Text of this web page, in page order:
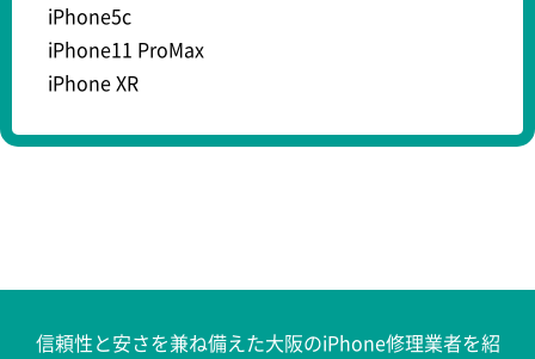
iPhone5c
iPhone11 ProMax
iPhone XR
信頼性と安さを兼ね備えた大阪のiPhone修理業者を紹